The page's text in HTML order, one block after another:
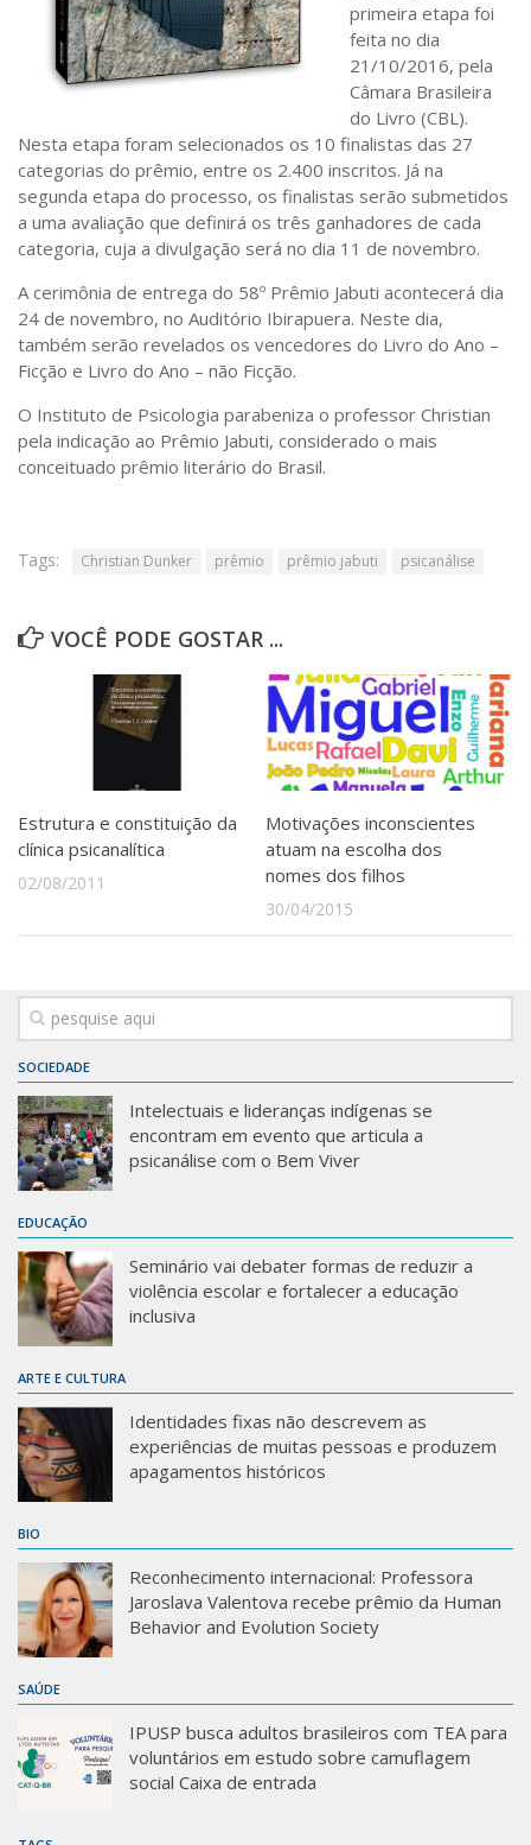
Dossiês
Gênero
Transtorno do Espectro Autista
Contato
Quem somos
Sobre o Portal
primeira etapa foi
feita no dia
21/10/2016, pela
Câmara Brasileira
do Livro (CBL).
Nesta etapa foram selecionados os 10 finalistas das 27
categorias do prêmio, entre os 2.400 inscritos. Já na
segunda etapa do processo, os finalistas serão submetidos
a uma avaliação que definirá os três ganhadores de cada
categoria, cuja a divulgação será no dia 11 de novembro.
A cerimônia de entrega do 58º Prêmio Jabuti acontecerá dia
24 de novembro, no Auditório Ibirapuera. Neste dia,
também serão revelados os vencedores do Livro do Ano –
Ficção e Livro do Ano – não Ficção.
O Instituto de Psicologia parabeniza o professor Christian
pela indicação ao Prêmio Jabuti, considerado o mais
conceituado prêmio literário do Brasil.
Tags: Christian Dunker prêmio prêmio jabuti psicanálise
VOCÊ PODE GOSTAR ...
Estrutura e constituição da
clínica psicanalítica
02/08/2011
Motivações inconscientes
atuam na escolha dos
nomes dos filhos
30/04/2015
SOCIEDADE
Intelectuais e lideranças indígenas se
encontram em evento que articula a
psicanálise com o Bem Viver
EDUCAÇÃO
Seminário vai debater formas de reduzir a
violência escolar e fortalecer a educação
inclusiva
ARTE E CULTURA
Identidades fixas não descrevem as
experiências de muitas pessoas e produzem
apagamentos históricos
BIO
Reconhecimento internacional: Professora
Jaroslava Valentova recebe prêmio da Human
Behavior and Evolution Society
SAÚDE
IPUSP busca adultos brasileiros com TEA para
voluntários em estudo sobre camuflagem
social Caixa de entrada